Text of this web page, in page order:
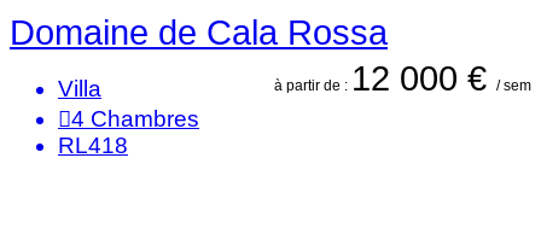
Domaine de Cala Rossa
à partir de : 12 000 € / sem
Villa
4 Chambres
RL418